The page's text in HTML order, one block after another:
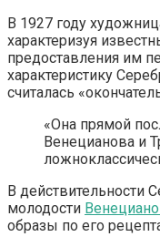
В 1927 году
характеризуя
предоставления им
характеристику
считалась
«Она прямой
Венецианова и
В действительности
молодости
образы по его